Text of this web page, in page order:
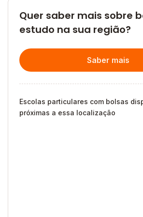
Quer saber mais sobre
estudo na sua região?
Saber mais
Escolas particulares com bolsas
próximas a essa localização